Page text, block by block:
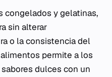
congelados y gelatinas,
sin alterar
o la consistencia del
permite a los
dulces con un